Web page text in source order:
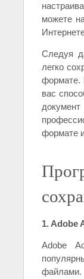
можете
Следуя
легко
формате.
вас
формате
1. Adobe
Adobe